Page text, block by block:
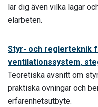
lär dig även vilka lagar
elarbeten.
Styr- och reglerteknik
ventilationssystem,
Teoretiska avsnitt om
praktiska övningar och
erfarenhetsutbyte.